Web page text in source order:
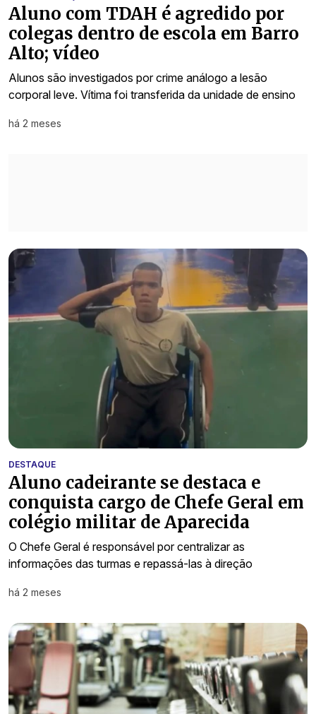
Aluno com TDAH é agredido por
colegas dentro de escola em Barro
Alto; vídeo
Alunos são investigados por crime análogo a lesão
corporal leve. Vítima foi transferida da unidade de ensino
há 2 meses
DESTAQUE
Aluno cadeirante se destaca e
conquista cargo de Chefe Geral em
colégio militar de Aparecida
O Chefe Geral é responsável por centralizar as
informações das turmas e repassá-las à direção
há 2 meses